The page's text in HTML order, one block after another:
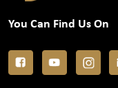
You Can Find Us On